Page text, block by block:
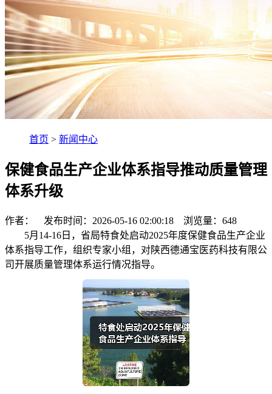
首页 > 新闻中心
保健食品生产企业体系指导推动质量管理
体系升级
作者： 发布时间：2026-05-16 02:00:18 浏览量： 648
5月14-16日，省局特食处启动2025年度保健食品生产企业
体系指导工作，组织专家小组，对陕西德通宝医药科技有限公
司开展质量管理体系运行情况指导。